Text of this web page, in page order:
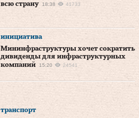
всю страну
18:38 41733
инициатива
Мининфраструктуры хочет сократить
дивиденды для инфраструктурных
компаний
15:20 24541
транспорт